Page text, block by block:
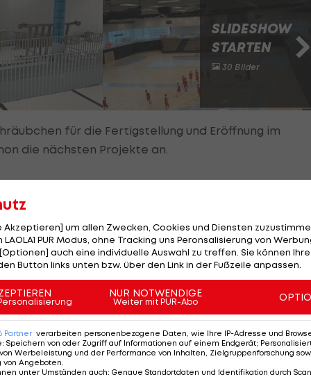
SLIDESHOW
STARTEN
30 Bilder
für die Fertigstellung und Eröffnung im
die nächsten Projekte an.
forcieren?
länger abgehakt", lächelt Hacker gegenüber LAOLA1
auf der Agenda.
wohl noch einige Zeit begleiten. Von spruchreifen
entfernt.
Akzeptieren] um allen Zwecken, Cookies und Diensten
PUR Modus, ohne Tracking uns Peronsalisierung von
auch eine individuelle Auswahl zu treffen. Sie können
Button links unten bzw. über den Link in der Fußzeile anpassen.
NUR NOTWENDIGE
Weiter mit PUR-Abo
Partner verarbeiten personenbezogene Daten, wie Ihre IP-Adresse und
: Speichern von oder Zugriff auf Informationen auf einem Endgerät;
Werbeleistung und der Performance von Inhalten, Zielgruppenforschung
von Angeboten.
unter Umständen auch: Genaue Standortdaten und Identifikation durch